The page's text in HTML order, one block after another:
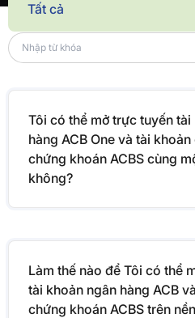
Tất cả
Tôi có thể mở trực tuyến tài
hàng ACB One và tài
chứng khoán ACBS cùng
không?
Làm thế nào để Tôi có thể
tài khoản ngân hàng ACB
chứng khoán ACBS trên